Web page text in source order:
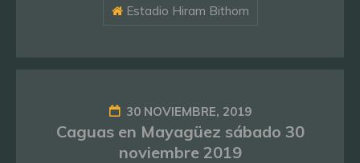
Estadio Hiram Bithorn
30 NOVIEMBRE, 2019
Caguas en Mayagüez sábado 30
noviembre 2019